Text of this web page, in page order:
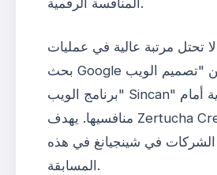
المنافسة الرقمية.
تحتل مرتبة عالية في عمليات
بحث Google عن "تصميم الويب Sincan" أو
"برنامج الويب Sincan" تفقد ميزة جدية أمام
منافسيها. يهدف Zertucha Creative Studio
الشركات في شينجيانغ في هذه
المسابقة.